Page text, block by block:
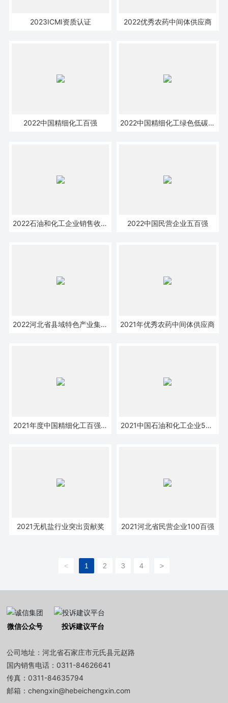
2023ICMI资质认证 2022优秀农药中间体供应商
2022中国精细化工百强
2022中国精细化工绿色低碳发
2022石油和化工企业销售收入
2022中国民营企业五百强
2022河北省县域特色产业集群
2021年优秀农药中间体供应商
2021年度中国精细化工百强企
2021中国石油和化工企业500
2021无机盐行业突出贡献奖 2021河北省民营企业100百强
< 1 2 3 4 >
微信公众号 投诉建议平台
公司地址：河北省石家庄市元氏县元赵路
国内销售电话： 0311-84626641
传真： 0311-84635794
邮箱：chengxin@hebeichengxin.com